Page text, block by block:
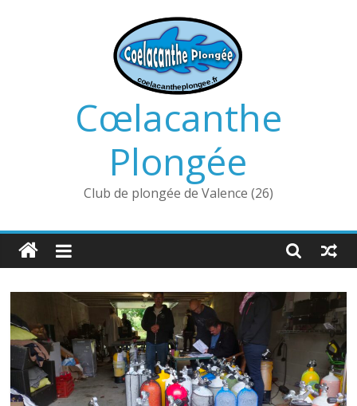
Cœlacanthe
Plongée
Club de plongée de Valence (26)